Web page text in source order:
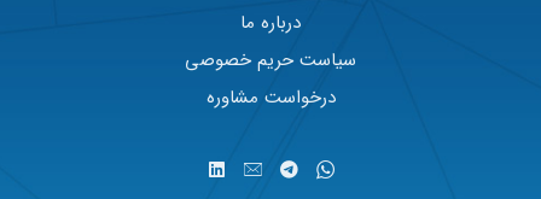
درباره ما
سیاست حریم خصوصی
درخواست مشاوره